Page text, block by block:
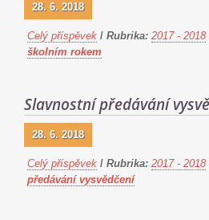
28. 6. 2018
Celý příspěvek / Rubrika: 2017 - 2018
školním rokem
Slavnostní předávání
28. 6. 2018
Celý příspěvek / Rubrika: 2017 - 2018
předávání vysvědčení